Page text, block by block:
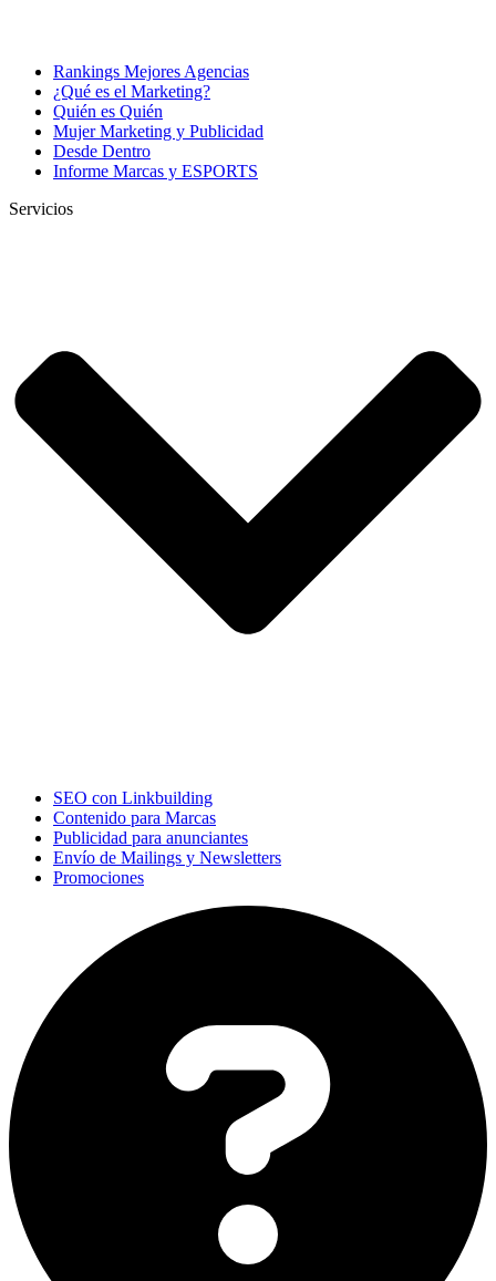
Rankings Mejores Agencias
¿Qué es el Marketing?
Quién es Quién
Mujer Marketing y Publicidad
Desde Dentro
Informe Marcas y ESPORTS
Servicios
SEO con Linkbuilding
Contenido para Marcas
Publicidad para anunciantes
Envío de Mailings y Newsletters
Promociones